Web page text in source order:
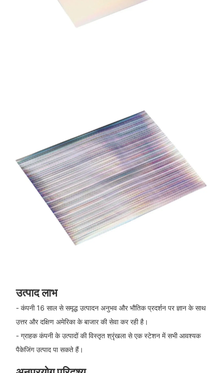
उत्पाद लाभ
- कंपनी 16 साल से समृद्ध उत्पादन अनुभव और भौतिक प्रदर्शन पर ज्ञान के साथ
उत्तर और दक्षिण अमेरिका के बाजार की सेवा कर रही है।
- ग्राहक कंपनी के उत्पादों की विस्तृत श्रृंखला से एक स्टेशन में सभी आवश्यक
पैकेजिंग उत्पाद पा सकते हैं।